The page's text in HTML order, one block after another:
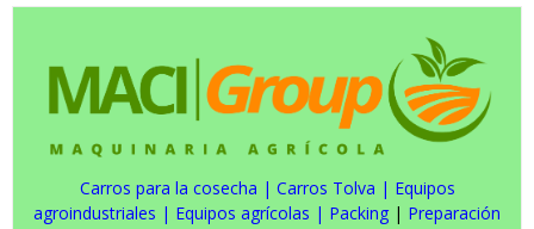
Carros para la cosecha | Carros Tolva | Equipos
agroindustriales | Equipos agrícolas | Packing | Preparación